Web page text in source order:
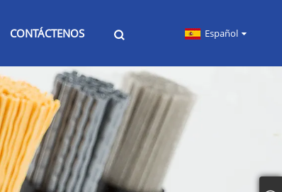
CONTÁCTENOS Español